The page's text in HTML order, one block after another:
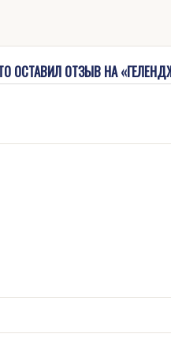
ОСТАВИЛ ОТЗЫВ НА